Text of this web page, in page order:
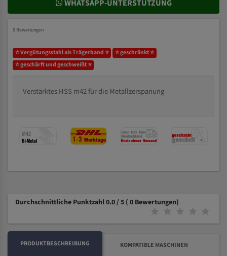
WHATSAPP-UNTERSTÜTZUNG
0 Bewertungen
⭐ Vergütungsstahl als Trägerband ⭐
⭐ geschränkt ⭐
⭐ geschärft und geschweißt ⭐
Verstärktes HSS m42 für die Metallzerspanung
Durchschnittliche Punktzahl 0.0 / 5 ( 0 Bewertungen)
PRODUKTBESCHREIBUNG KOMPATIBLE MASCHINEN